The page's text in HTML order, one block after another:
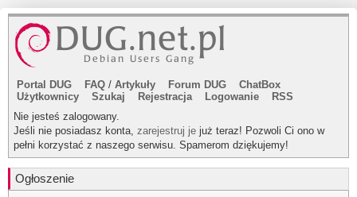
Portal DUG FAQ / Artykuły Forum DUG
ChatBox
Użytkownicy
Szukaj Rejestracja Logowanie
RSS
Nie jesteś zalogowany.
Jeśli nie posiadasz konta, zarejestruj je już teraz! Pozwoli Ci ono w
pełni korzystać z naszego serwisu. Spamerom dziękujemy!
Ogłoszenie